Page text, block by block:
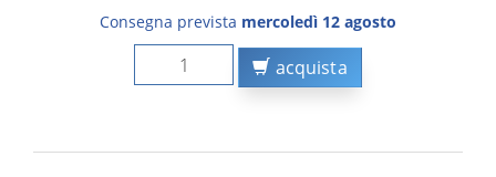
Consegna prevista mercoledì 12 agosto
acquista